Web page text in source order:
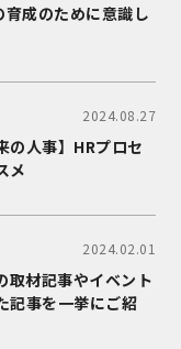
育成のために意識し
2024.08.27
の人事】HRプロセ
メ
2024.02.01
取材記事やイベント
記事を一挙にご紹